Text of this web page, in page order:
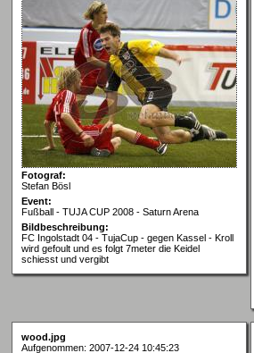
Fotograf:
Stefan Bösl
Event:
Fußball - TUJA CUP 2008 - Saturn Arena
Bildbeschreibung:
FC Ingolstadt 04 - TujaCup - gegen Kassel - Kroll
wird gefoult und es folgt 7meter die Keidel
schiesst und vergibt
wood.jpg
Aufgenommen: 2007-12-24 10:45:23